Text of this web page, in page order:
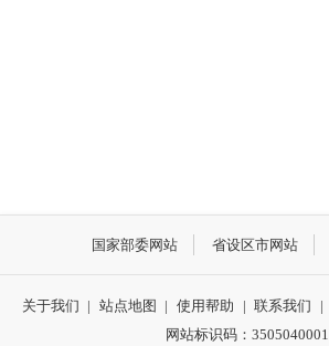
国家部委网站 省设区市网站
关于我们 | 站点地图 | 使用帮助 | 联系我们 |
网站标识码：3505040001